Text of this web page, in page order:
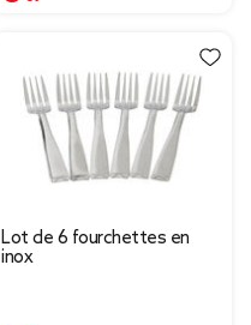
Lot de 6 fourchettes en
inox